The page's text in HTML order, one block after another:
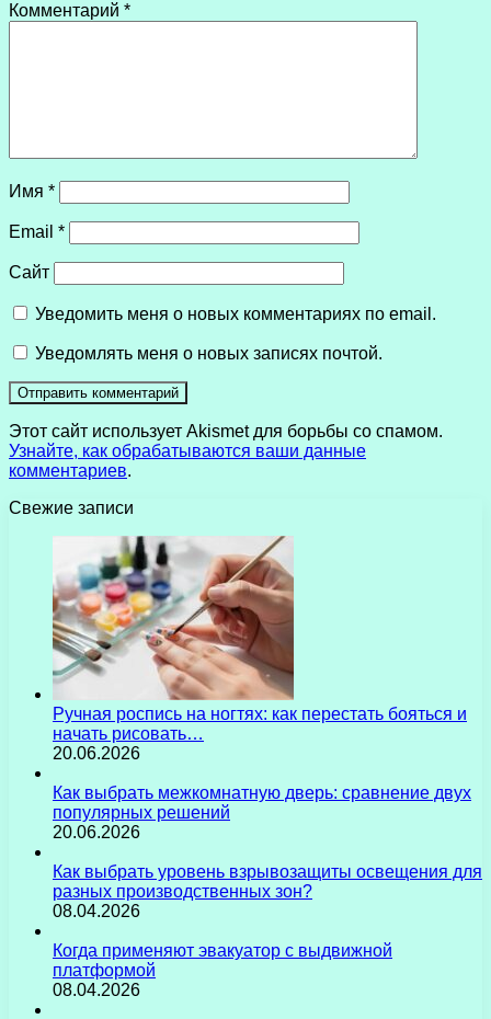
Комментарий *
Имя *
Email *
Сайт
Уведомить меня о новых комментариях по email.
Уведомлять меня о новых записях почтой.
Этот сайт использует Akismet для борьбы со спамом.
Узнайте, как обрабатываются ваши данные
комментариев.
Свежие записи
Ручная роспись на ногтях: как перестать бояться и
начать рисовать…
20.06.2026
Как выбрать межкомнатную дверь: сравнение двух
популярных решений
20.06.2026
Как выбрать уровень взрывозащиты освещения для
разных производственных зон?
08.04.2026
Когда применяют эвакуатор с выдвижной
платформой
08.04.2026